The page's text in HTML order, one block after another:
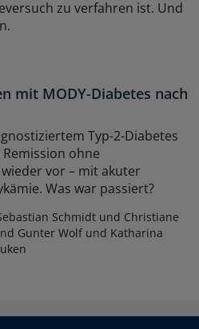
zu verfahren ist. Und
mit MODY-Diabetes nach
Typ-2-Diabetes
ohne
vor – mit akuter
Was war passiert?
Schmidt und Christiane
Gunter Wolf und Katharina